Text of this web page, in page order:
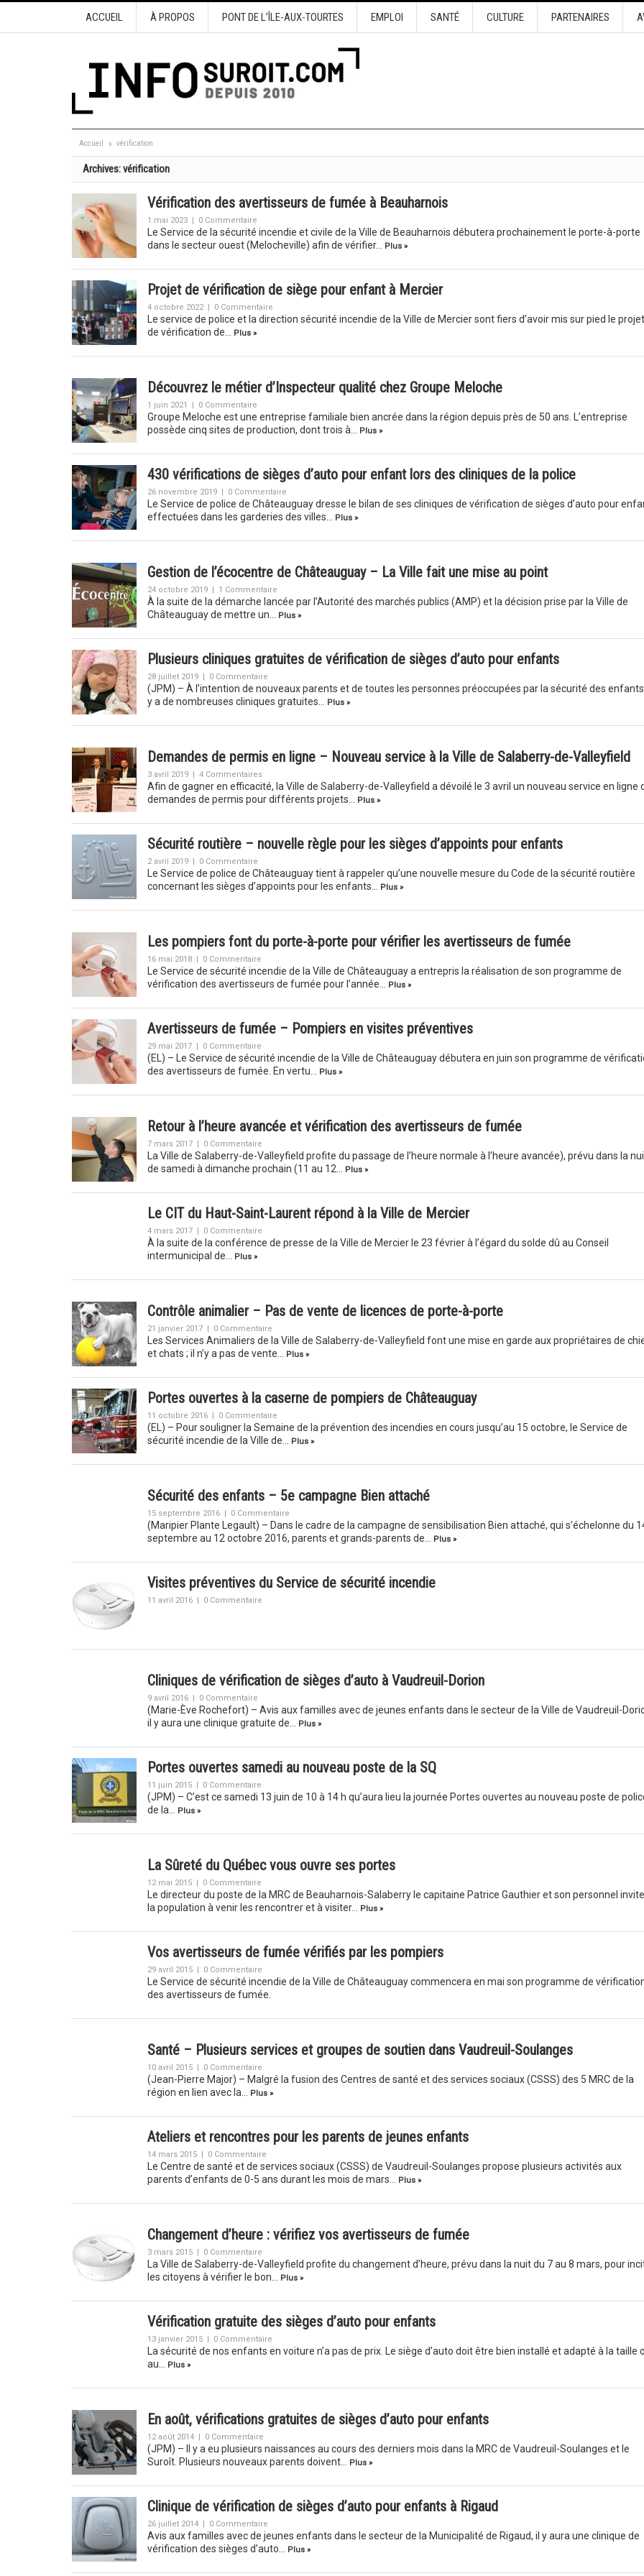
ACCUEIL À PROPOS PONT DE L’ÎLE-AUX-TOURTES EMPLOI SANTÉ CULTURE PARTENAIRES
Accueil vérification
Archives:vérification
Vérification des avertisseurs de fumée à Beauharnois
1 mai 2023 | 0 Commentaire
Le Service de la sécurité incendie et civile de la Ville de Beauharnois débutera prochainement le porte-à-porte
dans le secteur ouest (Melocheville) afin de vérifier…
Plus »
Projet de vérification de siège pour enfant à Mercier
4 octobre 2022 | 0 Commentaire
Le service de police et la direction sécurité incendie de la Ville de Mercier sont fiers d’avoir mis sur pied le projet
de vérification de…
Plus »
Découvrez le métier d’Inspecteur qualité chez Groupe Meloche
1 juin 2021 | 0 Commentaire
Groupe Meloche est une entreprise familiale bien ancrée dans la région depuis près de 50 ans. L’entreprise
possède cinq sites de production, dont trois à…
Plus »
430 vérifications de sièges d’auto pour enfant lors des cliniques de la police
26 novembre 2019 | 0 Commentaire
Le Service de police de Châteauguay dresse le bilan de ses cliniques de vérification de sièges d’auto pour
effectuées dans les garderies des villes…
Plus »
Gestion de l’écocentre de Châteauguay – La Ville fait une mise au point
24 octobre 2019 | 1 Commentaire
À la suite de la démarche lancée par l’Autorité des marchés publics (AMP) et la décision prise par la Ville de
Châteauguay de mettre un…
Plus »
Plusieurs cliniques gratuites de vérification de sièges d’auto pour enfants
28 juillet 2019 | 0 Commentaire
(JPM) – À l’intention de nouveaux parents et de toutes les personnes préoccupées par la sécurité des
y a de nombreuses cliniques gratuites…
Plus »
Demandes de permis en ligne – Nouveau service à la Ville de Salaberry-de-Valleyfield
3 avril 2019 | 4 Commentaires
Afin de gagner en efficacité, la Ville de Salaberry-de-Valleyfield a dévoilé le 3 avril un nouveau service en ligne
demandes de permis pour différents projets…
Plus »
Sécurité routière – nouvelle règle pour les sièges d’appoints pour enfants
2 avril 2019 | 0 Commentaire
Le Service de police de Châteauguay tient à rappeler qu’une nouvelle mesure du Code de la sécurité routière
concernant les sièges d’appoints pour les enfants…
Plus »
Les pompiers font du porte-à-porte pour vérifier les avertisseurs de fumée
16 mai 2018 | 0 Commentaire
Le Service de sécurité incendie de la Ville de Châteauguay a entrepris la réalisation de son programme de
vérification des avertisseurs de fumée pour l’année…
Plus »
Avertisseurs de fumée – Pompiers en visites préventives
29 mai 2017 | 0 Commentaire
(EL) – Le Service de sécurité incendie de la Ville de Châteauguay débutera en juin son programme de
des avertisseurs de fumée. En vertu…
Plus »
Retour à l’heure avancée et vérification des avertisseurs de fumée
7 mars 2017 | 0 Commentaire
La Ville de Salaberry-de-Valleyfield profite du passage de l’heure normale à l’heure avancée), prévu dans la
de samedi à dimanche prochain (11 au 12…
Plus »
Le CIT du Haut-Saint-Laurent répond à la Ville de Mercier
4 mars 2017 | 0 Commentaire
À la suite de la conférence de presse de la Ville de Mercier le 23 février à l’égard du solde dû au Conseil
intermunicipal de…
Plus »
Contrôle animalier – Pas de vente de licences de porte-à-porte
21 janvier 2017 | 0 Commentaire
Les Services Animaliers de la Ville de Salaberry-de-Valleyfield font une mise en garde aux propriétaires de
et chats ; il n’y a pas de vente…
Plus »
Portes ouvertes à la caserne de pompiers de Châteauguay
11 octobre 2016 | 0 Commentaire
(EL) – Pour souligner la Semaine de la prévention des incendies en cours jusqu’au 15 octobre, le Service de
sécurité incendie de la Ville de…
Plus »
Sécurité des enfants – 5e campagne Bien attaché
15 septembre 2016 | 0 Commentaire
(Maripier Plante Legault) – Dans le cadre de la campagne de sensibilisation Bien attaché, qui s’échelonne du
septembre au 12 octobre 2016, parents et grands-parents de…
Plus »
Visites préventives du Service de sécurité incendie
11 avril 2016 | 0 Commentaire
Cliniques de vérification de sièges d’auto à Vaudreuil-Dorion
9 avril 2016 | 0 Commentaire
(Marie-Ève Rochefort) – Avis aux familles avec de jeunes enfants dans le secteur de la Ville de Vaudreuil-
il y aura une clinique gratuite de…
Plus »
Portes ouvertes samedi au nouveau poste de la SQ
11 juin 2015 | 0 Commentaire
(JPM) – C’est ce samedi 13 juin de 10 à 14 h qu’aura lieu la journée Portes ouvertes au nouveau poste de
de la…
Plus »
La Sûreté du Québec vous ouvre ses portes
12 mai 2015 | 0 Commentaire
Le directeur du poste de la MRC de Beauharnois-Salaberry le capitaine Patrice Gauthier et son personnel
la population à venir les rencontrer et à visiter…
Plus »
Vos avertisseurs de fumée vérifiés par les pompiers
29 avril 2015 | 0 Commentaire
Le Service de sécurité incendie de la Ville de Châteauguay commencera en mai son programme de
des avertisseurs de fumée.
Santé – Plusieurs services et groupes de soutien dans Vaudreuil-Soulanges
10 avril 2015 | 0 Commentaire
(Jean-Pierre Major) – Malgré la fusion des Centres de santé et des services sociaux (CSSS) des 5 MRC de la
région en lien avec la…
Plus »
Ateliers et rencontres pour les parents de jeunes enfants
14 mars 2015 | 0 Commentaire
Le Centre de santé et de services sociaux (CSSS) de Vaudreuil-Soulanges propose plusieurs activités aux
parents d’enfants de 0-5 ans durant les mois de mars…
Plus »
Changement d’heure : vérifiez vos avertisseurs de fumée
3 mars 2015 | 0 Commentaire
La Ville de Salaberry-de-Valleyfield profite du changement d’heure, prévu dans la nuit du 7 au 8 mars, pour
les citoyens à vérifier le bon…
Plus »
Vérification gratuite des sièges d’auto pour enfants
13 janvier 2015 | 0 Commentaire
La sécurité de nos enfants en voiture n’a pas de prix. Le siège d’auto doit être bien installé et adapté à la taille
au…
Plus »
En août, vérifications gratuites de sièges d’auto pour enfants
12 août 2014 | 0 Commentaire
(JPM) – Il y a eu plusieurs naissances au cours des derniers mois dans la MRC de Vaudreuil-Soulanges et le
Suroît. Plusieurs nouveaux parents doivent…
Plus »
Clinique de vérification de sièges d’auto pour enfants à Rigaud
26 juillet 2014 | 0 Commentaire
Avis aux familles avec de jeunes enfants dans le secteur de la Municipalité de Rigaud, il y aura une clinique de
vérification des sièges d’auto…
Plus »